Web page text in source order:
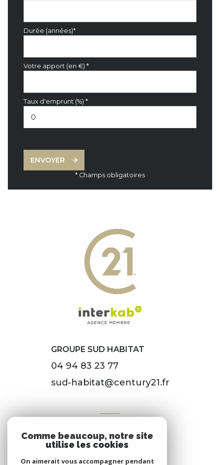
Durée (années)*
Votre apport (en €) *
Taux d'emprunt (%) *
ENVOYER
* Champs obligatoires
GROUPE SUD HABITAT
04 94 83 23 77
sud-habitat@century21.fr
Espace propriétaire
Comme beaucoup, notre site
utilise les cookies
On aimerait vous accompagner pendant